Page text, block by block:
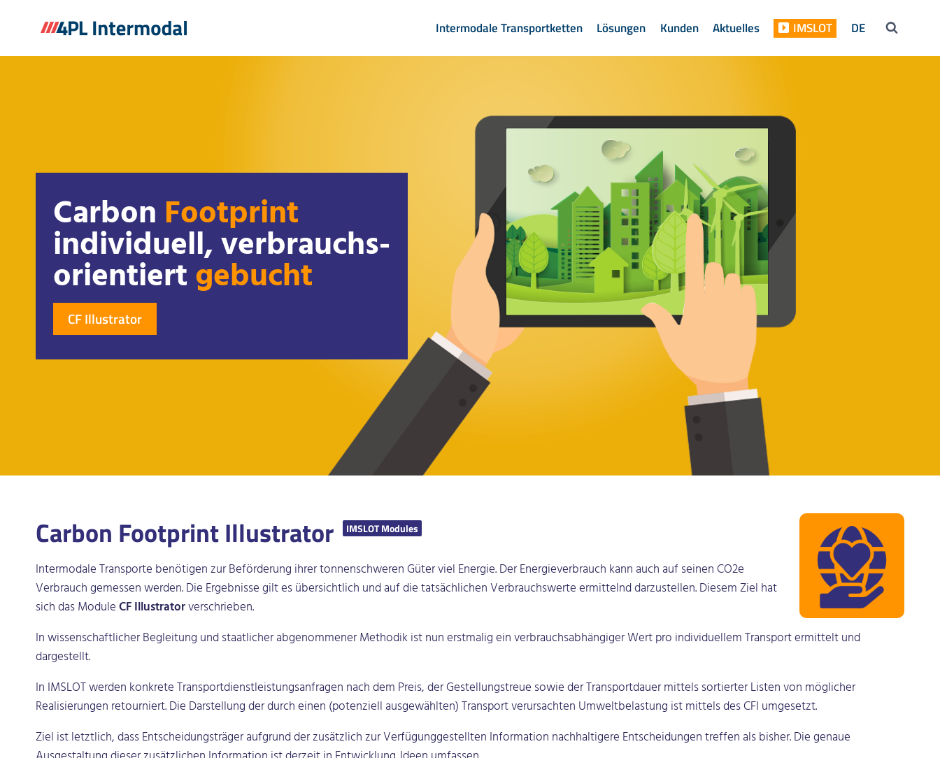
Intermodale Transportketten Lösungen Kunden Aktuelles IMSLOT DE
Carbon Footprint
individuell, verbrauchs-
orientiertgebucht
CF Illustrator
Carbon Footprint Illustrator IMSLOT Modules
Intermodale Transporte benötigen zur Beförderung ihrer tonnenschweren Güter viel Energie. Der Energieverbrauch kann auch auf seinen CO2e
Verbrauch gemessen werden. Die Ergebnisse gilt es übersichtlich und auf die tatsächlichen Verbrauchswerte ermittelnd darzustellen. Diesem Ziel hat
sich das ModuleCF Illustratorverschrieben.
In wissenschaftlicher Begleitung und staatlicher abgenommener Methodik ist nun erstmalig ein verbrauchsabhängiger Wert pro individuellem Transport ermittelt und
dargestellt.
In IMSLOT werden konkrete Transportdienstleistungsanfragen nach dem Preis, der Gestellungstreue sowie der Transportdauer mittels sortierter Listen von möglicher
Realisierungen retourniert. Die Darstellung der durch einen (potenziell ausgewählten) Transport verursachten Umweltbelastung ist mittels des CFI umgesetzt.
Ziel ist letztlich, dass Entscheidungsträger aufgrund der zusätzlich zur Verfügunggestellten Information nachhaltigere Entscheidungen treffen als bisher. Die genaue